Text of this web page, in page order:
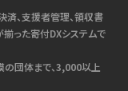
済、支援者管理、領収書
った寄付DXシステムで
団体まで、3,000以上